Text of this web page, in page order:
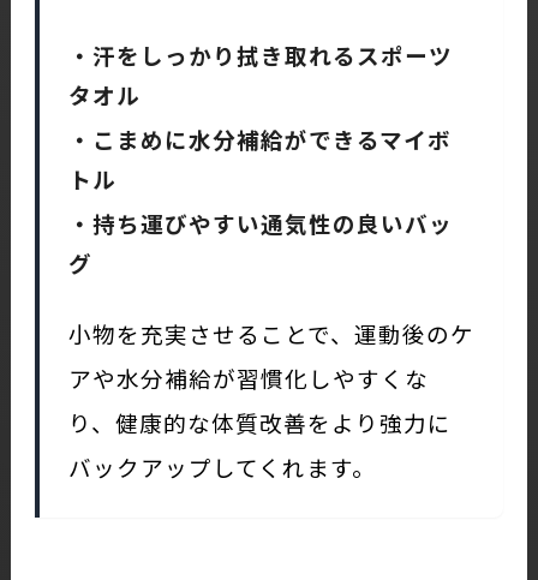
・汗をしっかり拭き取れるスポーツ
タオル
・こまめに水分補給ができるマイボ
トル
・持ち運びやすい通気性の良いバッ
グ
小物を充実させることで、運動後のケ
アや水分補給が習慣化しやすくな
り、健康的な体質改善をより強力に
バックアップしてくれます。